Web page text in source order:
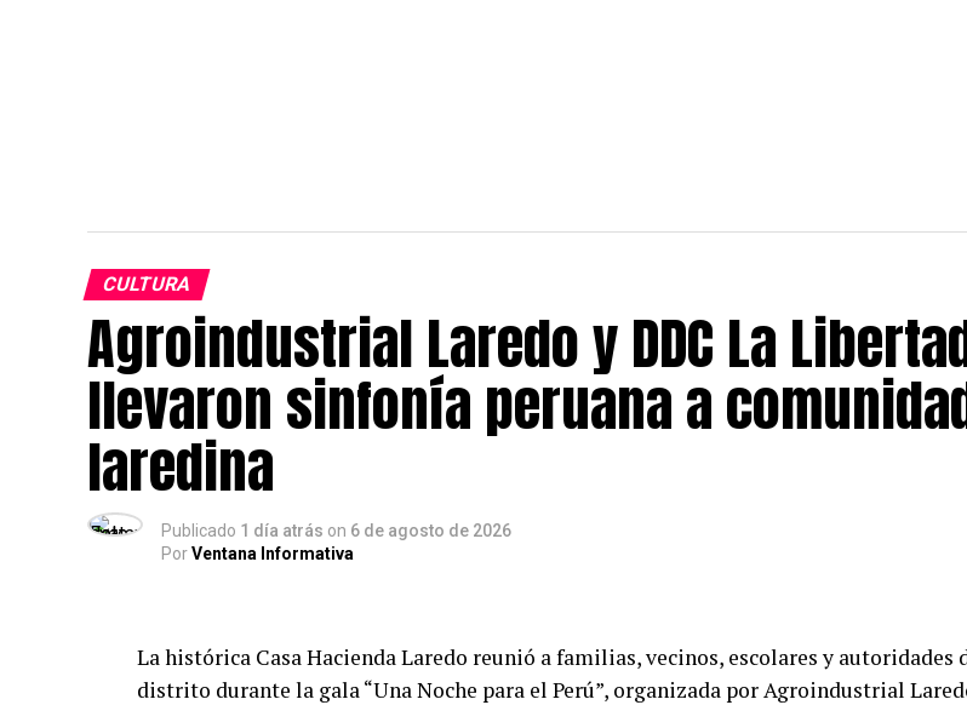
CULTURA
Agroindustrial Laredo y DDC La
llevaron sinfonía peruana a
laredina
Publicado 1 día atrás on 6 de agosto de 2026
PorVentana Informativa
La histórica Casa Hacienda Laredo reunió a familias, vecinos, escolares y autoridades
distrito durante la gala “Una Noche para el Perú”, organizada por Agroindustrial